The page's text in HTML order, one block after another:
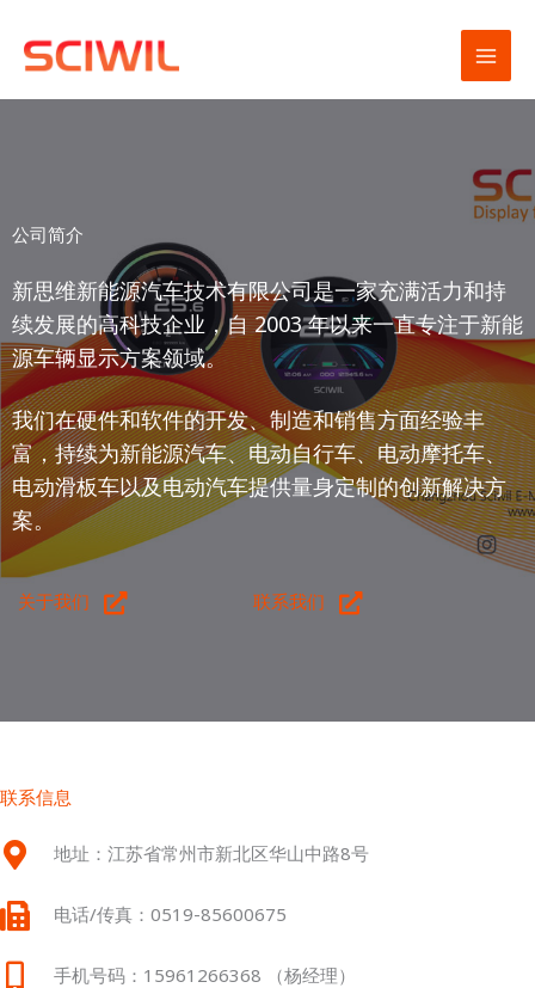
公司简介
新思维新能源汽车技术有限公司是一家充满活力和持
续发展的高科技企业，自 2003 年以来一直专注于新能
源车辆显示方案领域。
我们在硬件和软件的开发、制造和销售方面经验丰
富，持续为新能源汽车、电动自行车、电动摩托车、
电动滑板车以及电动汽车提供量身定制的创新解决方
案。
关于我们 联系我们
联系信息
地址：江苏省常州市新北区华山中路8号
电话/传真：0519-85600675
手机号码：15961266368 （杨经理）